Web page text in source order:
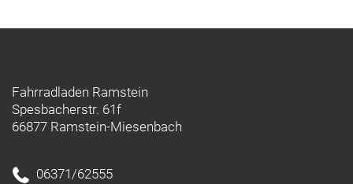
Fahrradladen Ramstein
Spesbacherstr. 61f
66877 Ramstein-Miesenbach
06371/62555